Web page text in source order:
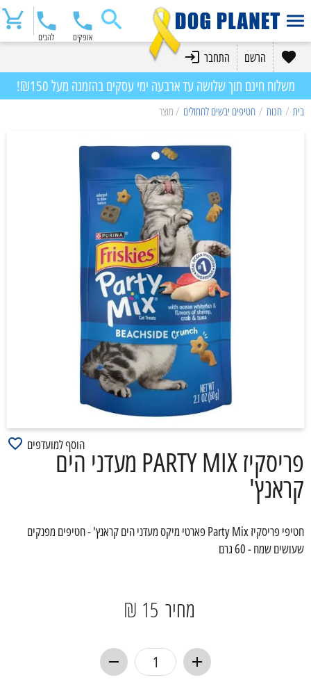
אופקים להבים
הרשם התחבר
משלוח חינם תוך שלושה עד ארבעה ימי עסקים בהזמנה מעל ₪150!
בית / חנות / חטיפים יבשים לחתולים / מוצר
פריסקיז PARTY MIX מעדני הים
קראנץ'
הוסף למועדפים
חטיפי פריסקיז Party Mix פארטי מיקס מעדני הים קראנץ' - חטיפים מפנקים
שעושים שמח - 60 גרם
מחיר 15 ₪